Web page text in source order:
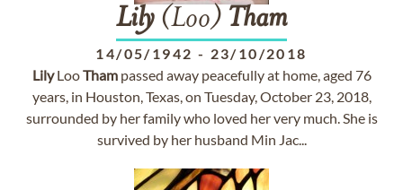
Lily(Loo) Tham
14/05/1942 - 23/10/2018
LilyLooThampassed away peacefully at home, aged 76
years, in Houston, Texas, on Tuesday, October 23, 2018,
surrounded by her family who loved her very much. She is
survived by her husband Min Jac...